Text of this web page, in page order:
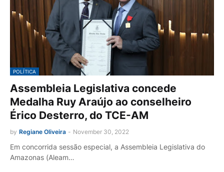
POLÍTICA
Assembleia Legislativa concede
Medalha Ruy Araújo ao conselheiro
Érico Desterro, do TCE-AM
by Regiane Oliveira - November 30, 2022
Em concorrida sessão especial, a Assembleia Legislativa do
Amazonas (Aleam…